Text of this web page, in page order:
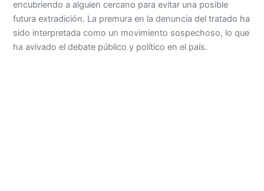
encubriendo a alguien cercano para evitar una posible
futura extradición. La premura en la denuncia del tratado ha
sido interpretada como un movimiento sospechoso, lo que
ha avivado el debate público y político en el país.